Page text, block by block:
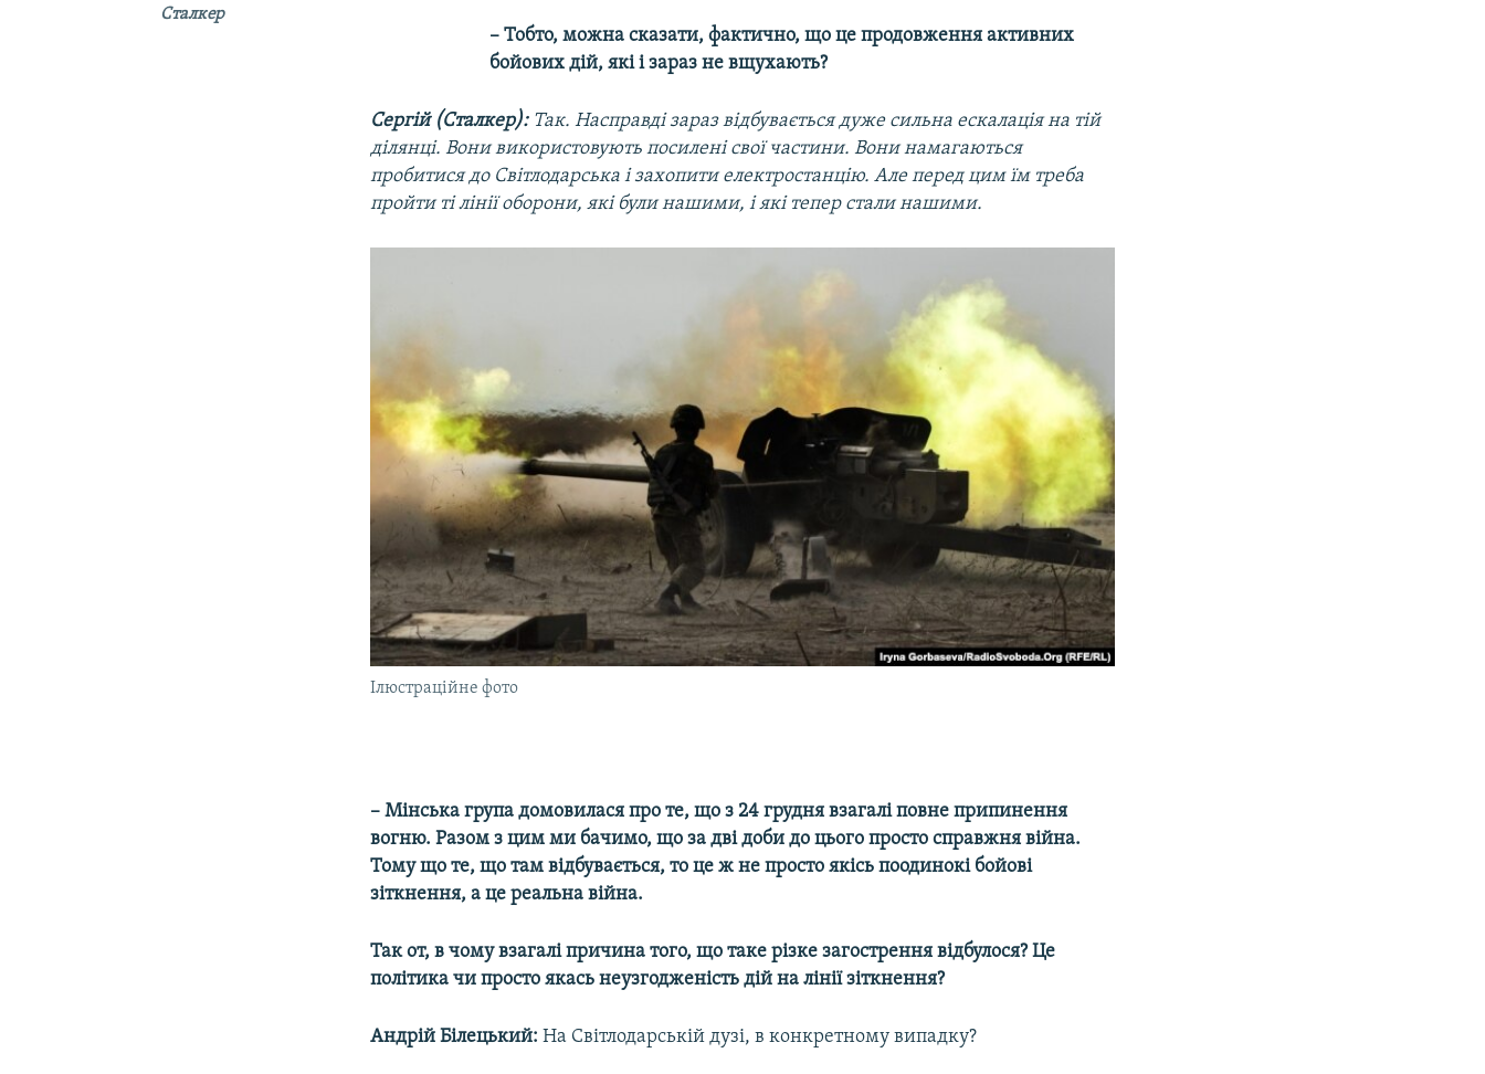
Сталкер
– Тобто, можна сказати, фактично, що це продовження активних
бойових дій, які і зараз не вщухають?
Сергій (Сталкер): Так. Насправді заразвідбувається дуже сильна ескалація на тій
ділянці. Вони використовують посилені свої частини. Вони намагаються
пробитися до Світлодарська і захопити електростанцію. Але перед цим їм треба
пройти ті лінії оборони, які були нашими, і які тепер стали нашими.
Ілюстраційне фото
– Мінська група домовилася про те, що з 24 грудня взагалі повне припинення
вогню. Разом з цим ми бачимо, що за дві доби до цього просто справжня війна.
Тому що те, що там відбувається, то це ж не просто якісь поодинокі бойові
зіткнення, а це реальна війна.
Так от, в чому взагалі причина того, що таке різке загострення відбулося? Це
політика чи просто якась неузгодженість дій на лінії зіткнення?
Андрій Білецький: На Світлодарській дузі, в конкретному випадку?